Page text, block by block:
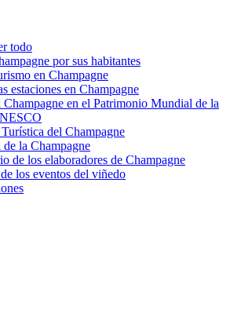
todo
por sus habitantes
en Champagne
estaciones en Champagne
Champagne en el Patrimonio Mundial de la
del Champagne
la Champagne
de los elaboradores de Champagne
los eventos del viñedo